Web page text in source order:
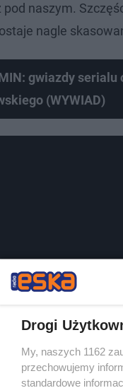
naszym.
nagle
gwiazdy
(WYWIAD)
Drogi
My, naszych 1162
przechowujemy
standardowe